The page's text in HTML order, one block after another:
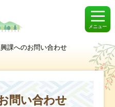
メニュー
課へのお問い合わせ
問い合わせ